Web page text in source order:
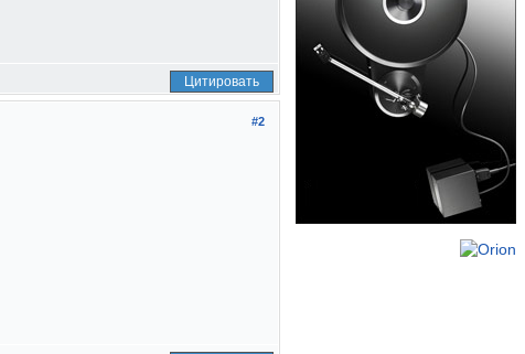
Цитировать
#2